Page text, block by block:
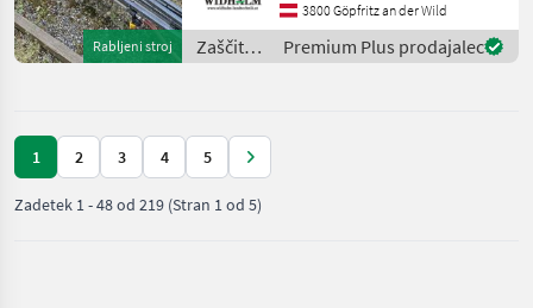
Rabljeni stroj
3800 Göpfritz an der Wild
Zaščita
rastlin /
Premium Plus prodajalec
1 2 3 4 5
Zadetek 1-48od 219 (Stran 1 od 5)